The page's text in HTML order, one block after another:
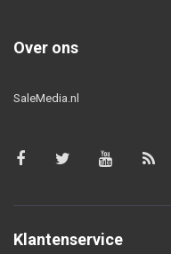
Over ons
SaleMedia.nl
Klantenservice